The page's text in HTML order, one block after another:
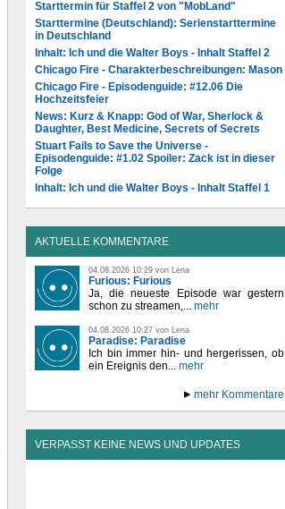
Starttermin für Staffel 2 von "MobLand"
Starttermine (Deutschland): Serienstarttermine
in Deutschland
Inhalt: Ich und die Walter Boys - Inhalt Staffel 2
Chicago Fire - Charakterbeschreibungen: Mason
Chicago Fire - Episodenguide: #12.06 Die
Hochzeitsfeier
News: Kurz & Knapp: God of War, Sherlock &
Daughter, Best Medicine, Secrets of Secrets
Stuart Fails to Save the Universe -
Episodenguide: #1.02 Spoiler: Zack ist in dieser
Folge
Inhalt: Ich und die Walter Boys - Inhalt Staffel 1
AKTUELLE KOMMENTARE
04.08.2026 10:29 von Lena
Furious: Furious
Ja, die neueste Episode war gestern
schon zu streamen,... mehr
04.08.2026 10:27 von Lena
Paradise: Paradise
Ich bin immer hin- und hergerissen, ob
ein Ereignis den... mehr
mehr Kommentare
VERPASST KEINE NEWS UND UPDATES